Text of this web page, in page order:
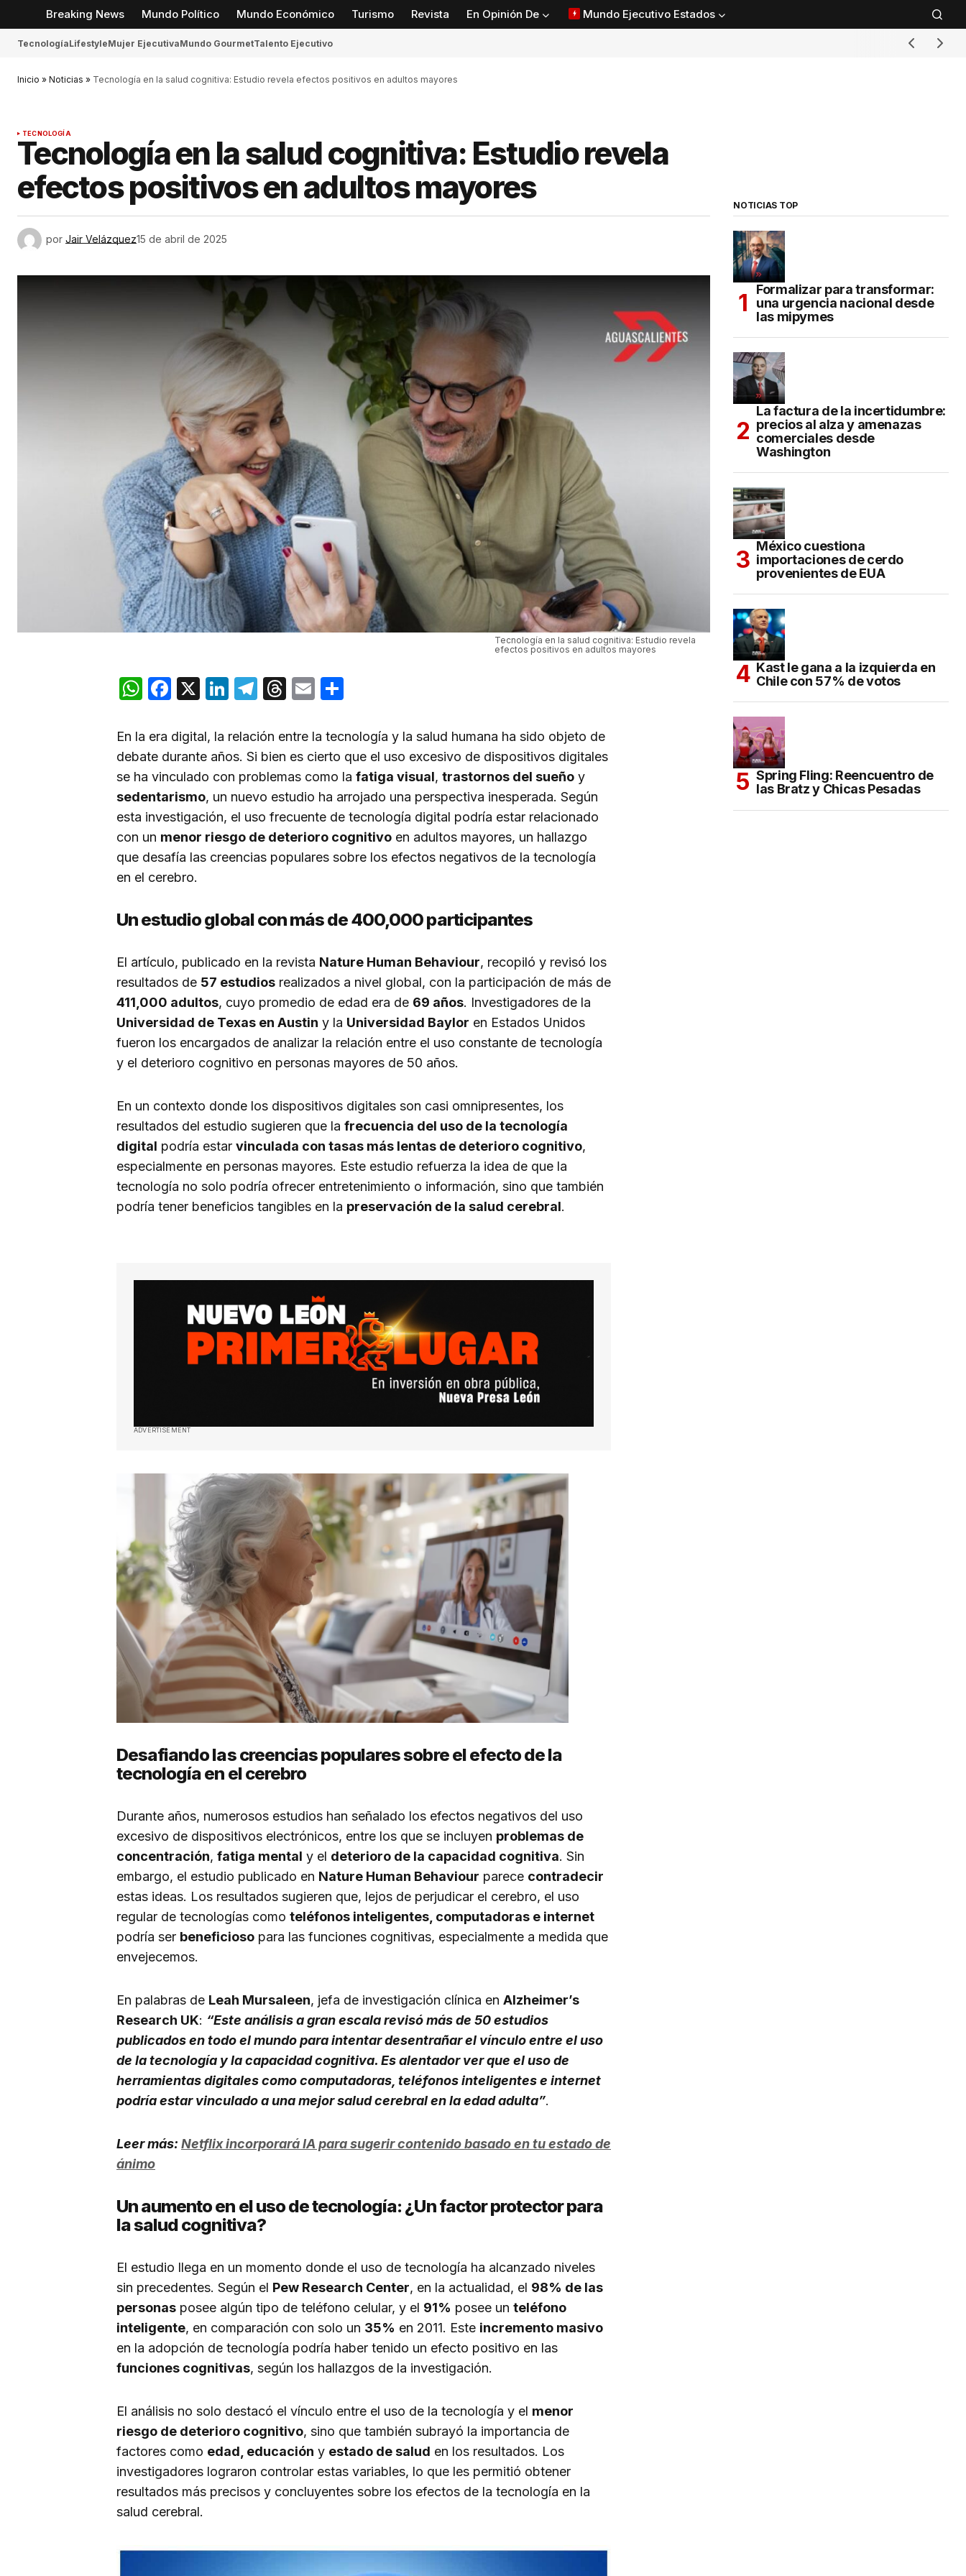
Breaking News Mundo Político Mundo Económico Turismo Revista En Opinión De Mundo Ejecutivo Estados
TecnologíaLifestyleMujer EjecutivaMundo GourmetTalento Ejecutivo
Inicio » Noticias » Tecnología en la salud cognitiva: Estudio revela efectos positivos en adultos mayores
TECNOLOGÍA
Tecnología en la salud cognitiva: Estudio revela
efectos positivos en adultos mayores
por Jair Velázquez15 de abril de 2025
Tecnología en la salud cognitiva: Estudio revela
efectos positivos en adultos mayores
WhatsApp
Facebook
X LinkedIn
Telegram
Threads
Email
En la era digital, la relación entre la tecnología y la salud humana ha sido objeto de
debate durante años. Si bien es cierto que el uso excesivo de dispositivos digitales
se ha vinculado con problemas como la fatiga visual, trastornos del sueño y
sedentarismo, un nuevo estudio ha arrojado una perspectiva inesperada. Según
esta investigación, el uso frecuente de tecnología digital podría estar relacionado
con un menor riesgo de deterioro cognitivo en adultos mayores, un hallazgo
que desafía las creencias populares sobre los efectos negativos de la tecnología
en el cerebro.
Un estudio global con más de 400,000 participantes
El artículo, publicado en la revista Nature Human Behaviour, recopiló y revisó los
resultados de 57 estudios realizados a nivel global, con la participación de más de
411,000 adultos, cuyo promedio de edad era de 69 años. Investigadores de la
Universidad de Texas en Austin y la Universidad Baylor en Estados Unidos
fueron los encargados de analizar la relación entre el uso constante de tecnología
y el deterioro cognitivo en personas mayores de 50 años.
En un contexto donde los dispositivos digitales son casi omnipresentes, los
resultados del estudio sugieren que la frecuencia del uso de la tecnología
digital podría estar vinculada con tasas más lentas de deterioro cognitivo,
especialmente en personas mayores. Este estudio refuerza la idea de que la
tecnología no solo podría ofrecer entretenimiento o información, sino que también
podría tener beneficios tangibles en la preservación de la salud cerebral.
ADVERTISEMENT
Desafiando las creencias populares sobre el efecto de la
tecnología en el cerebro
Durante años, numerosos estudios han señalado los efectos negativos del uso
excesivo de dispositivos electrónicos, entre los que se incluyen problemas de
concentración, fatiga mental y el deterioro de la capacidad cognitiva. Sin
embargo, el estudio publicado en Nature Human Behaviour parece contradecir
estas ideas. Los resultados sugieren que, lejos de perjudicar el cerebro, el uso
regular de tecnologías como teléfonos inteligentes, computadoras e internet
podría ser beneficioso para las funciones cognitivas, especialmente a medida que
envejecemos.
En palabras de Leah Mursaleen, jefa de investigación clínica en Alzheimer’s
Research UK: “Este análisis a gran escala revisó más de 50 estudios
publicados en todo el mundo para intentar desentrañar el vínculo entre el uso
de la tecnología y la capacidad cognitiva. Es alentador ver que el uso de
herramientas digitales como computadoras, teléfonos inteligentes e internet
podría estar vinculado a una mejor salud cerebral en la edad adulta”.
Leer más: Netflix incorporará IA para sugerir contenido basado en tu estado de
ánimo
Un aumento en el uso de tecnología: ¿Un factor protector para
la salud cognitiva?
El estudio llega en un momento donde el uso de tecnología ha alcanzado niveles
sin precedentes. Según el Pew Research Center, en la actualidad, el 98% de las
personas posee algún tipo de teléfono celular, y el 91% posee un teléfono
inteligente, en comparación con solo un 35% en 2011. Este incremento masivo
en la adopción de tecnología podría haber tenido un efecto positivo en las
funciones cognitivas, según los hallazgos de la investigación.
El análisis no solo destacó el vínculo entre el uso de la tecnología y el menor
riesgo de deterioro cognitivo, sino que también subrayó la importancia de
factores como edad, educación y estado de salud en los resultados. Los
investigadores lograron controlar estas variables, lo que les permitió obtener
resultados más precisos y concluyentes sobre los efectos de la tecnología en la
salud cerebral.
NOTICIAS TOP
Formalizar para transformar:
una urgencia nacional desde
las mipymes
La factura de la incertidumbre:
precios al alza y amenazas
comerciales desde
Washington
México cuestiona
importaciones de cerdo
provenientes de EUA
Kast le gana a la izquierda en
Chile con 57% de votos
Spring Fling: Reencuentro de
las Bratz y Chicas Pesadas